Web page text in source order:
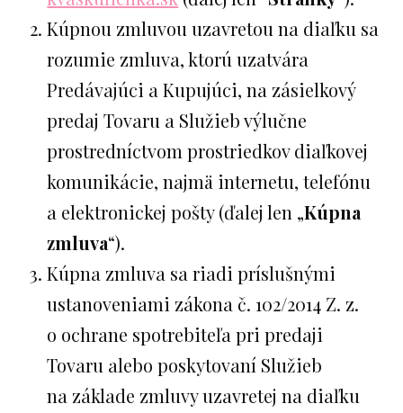
Kúpnou zmluvou uzavretou na diaľku sa
rozumie zmluva, ktorú uzatvára
Predávajúci a Kupujúci, na zásielkový
predaj Tovaru a Služieb výlučne
prostredníctvom prostriedkov diaľkovej
komunikácie, najmä internetu, telefónu
a elektronickej pošty (ďalej len „Kúpna
zmluva“).
Kúpna zmluva sa riadi príslušnými
ustanoveniami zákona č. 102/2014 Z. z.
o ochrane spotrebiteľa pri predaji
Tovaru alebo poskytovaní Služieb
na základe zmluvy uzavretej na diaľku